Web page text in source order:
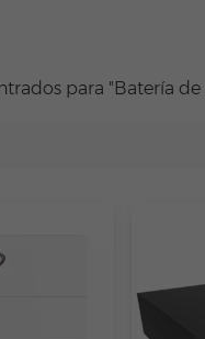
para "Batería